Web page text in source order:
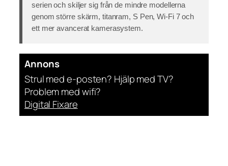
serien och skiljer sig från de mindre modellerna
genom större skärm, titanram, S Pen, Wi-Fi 7 och
ett mer avancerat kamerasystem.
Annons
Strul med e-posten? Hjälp med TV?
Problem med wifi?
Digital Fixare